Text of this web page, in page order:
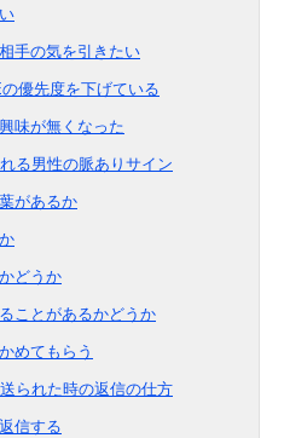
手の気を引きたい
優先度を下げている
味が無くなった
る男性の脈ありサイン
があるか
どうか
ことがあるかどうか
めてもらう
られた時の返信の仕方
信する